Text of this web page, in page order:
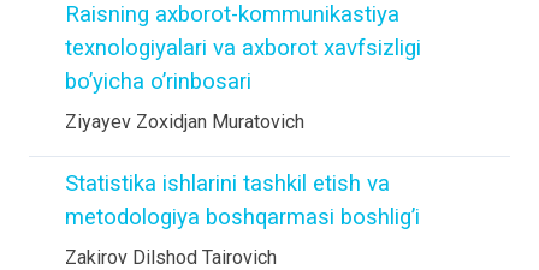
Raisning axborot-kommunikastiya
texnologiyalari va axborot xavfsizligi
bo’yicha o’rinbosari
Ziyayev Zoxidjan Muratovich
Statistika ishlarini tashkil etish va
metodologiya boshqarmasi boshlig’i
Zakirov Dilshod Tairovich